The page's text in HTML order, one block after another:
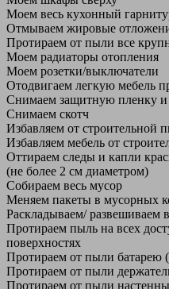
Моем весь кухонный
Отмываем жировые
Протираем от пыли все
Моем радиаторы отопления
Моем розетки/выключатели
Отодвигаем легкую мебель
Снимаем защитную пленку и
Снимаем скотч
Избавляем от строительной
Избавляем мебель от
Оттираем следы и капли
(не более 2 см диаметром)
Собираем весь мусор
Меняем пакеты в мусорных
Раскладываем/ развешиваем
Протираем пыль на всех
поверхностях
Протираем от пыли батарею
Протираем от пыли
Протираем от пыли